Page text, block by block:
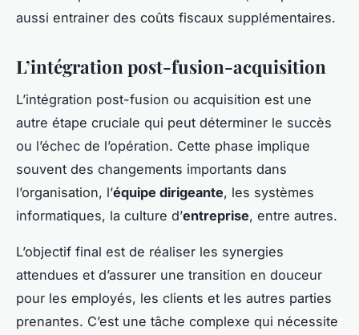
aussi entrainer des coûts fiscaux supplémentaires.
L’intégration post-fusion-acquisition
L’intégration post-fusion ou acquisition est une
autre étape cruciale qui peut déterminer le succès
ou l’échec de l’opération. Cette phase implique
souvent des changements importants dans
l’organisation, l’équipe dirigeante, les systèmes
informatiques, la culture d’entreprise, entre autres.
L’objectif final est de réaliser les synergies
attendues et d’assurer une transition en douceur
pour les employés, les clients et les autres parties
prenantes. C’est une tâche complexe qui nécessite